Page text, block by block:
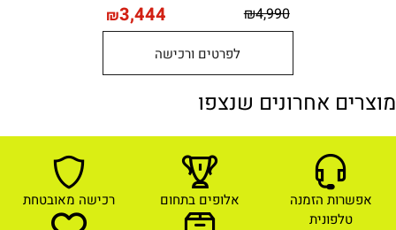
₪4,990
₪3,444
לפרטים ורכישה
מוצרים אחרונים שנצפו
אפשרות הזמנה
טלפונית
אלופים בתחום רכישה מאובטחת